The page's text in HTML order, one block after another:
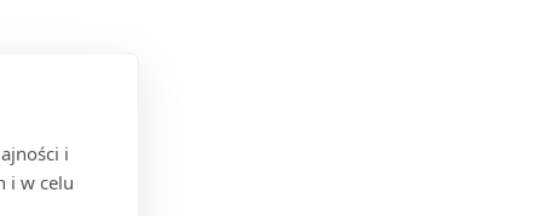
i
i w celu